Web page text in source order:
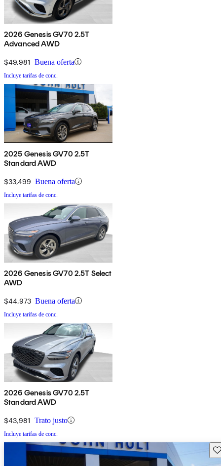
2026 Genesis GV70 2.5T
Advanced AWD
$49,981 Buena oferta
Incluye tarifas de conc.
2025 Genesis GV70 2.5T
Standard AWD
$33,499 Buena oferta
Incluye tarifas de conc.
2026 Genesis GV70 2.5T Select
AWD
$44,973 Buena oferta
Incluye tarifas de conc.
2026 Genesis GV70 2.5T
Standard AWD
$43,981 Trato justo
Incluye tarifas de conc.